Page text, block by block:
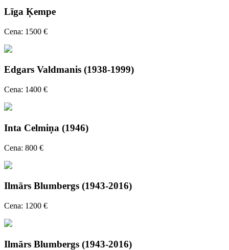
Līga Ķempe
Cena: 1500 €
Edgars Valdmanis (1938-1999)
Cena: 1400 €
Inta Celmiņa (1946)
Cena: 800 €
Ilmārs Blumbergs (1943-2016)
Cena: 1200 €
Ilmārs Blumbergs (1943-2016)